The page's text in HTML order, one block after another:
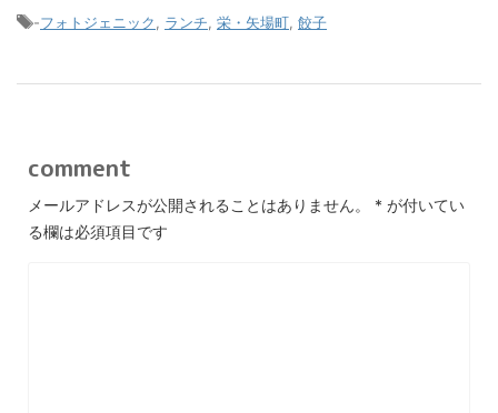
-フォトジェニック ランチ 栄・矢場町 餃子
comment
メールアドレスが公開されることはありません。 * が付いてい
る欄は必須項目です